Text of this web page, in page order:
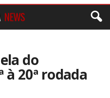
do
à 20ª rodada